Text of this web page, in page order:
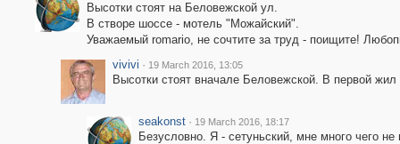
Высотки стоят на Беловежской ул.
В створе шоссе - мотель "Можайский".
Уважаемый romario, не сочтите за труд - поищите!
vivivi · 19 March 2016, 13:05
Высотки стоят вначале Беловежской. В первой
seakonst · 19 March 2016, 18:17
Безусловно. Я - сетуньский, мне много чего